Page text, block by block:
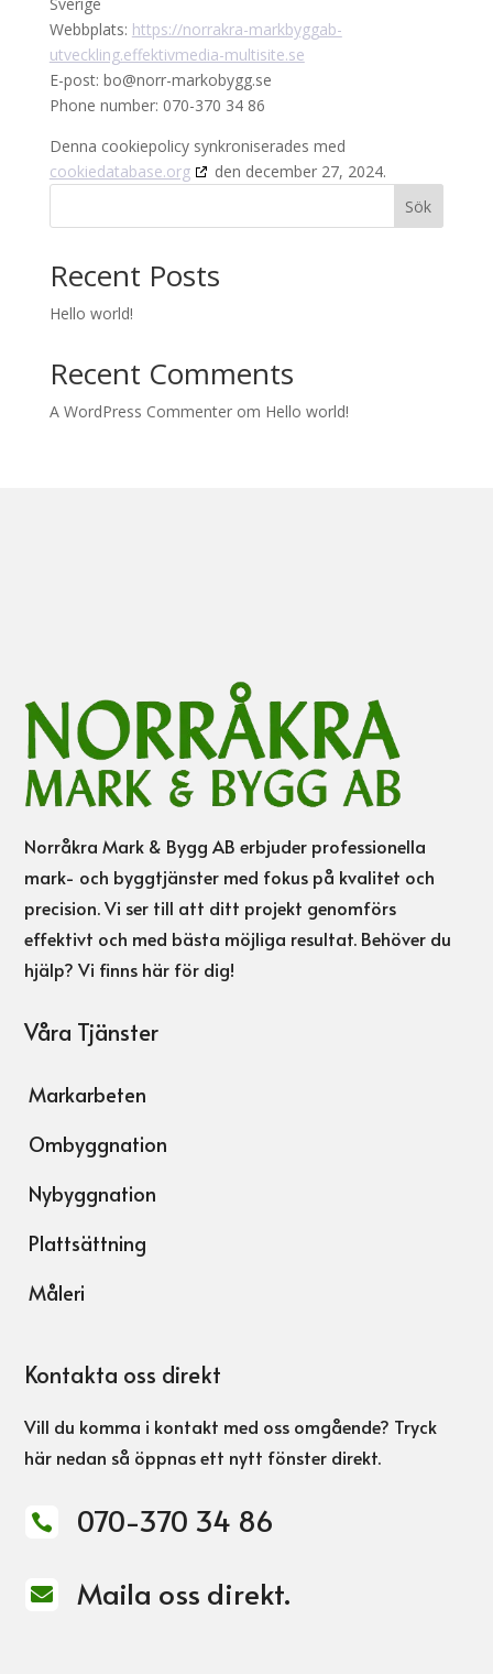
Webbplats: https://norrakra-markbyggab-
utveckling.effektivmedia-multisite.se
E-post: bo@norr-markobygg.se
Phone number: 070-370 34 86
Denna cookiepolicy synkroniserades med
cookiedatabase.org
den december 27, 2024.
Sök
Recent Posts
Hello world!
Recent Comments
A WordPress Commenterom Hello world!
Norråkra Mark & Bygg AB erbjuder professionella
mark- och byggtjänster med fokus på kvalitet och
precision. Vi ser till att ditt projekt genomförs
effektivt och med bästa möjliga resultat. Behöver du
hjälp? Vi finns här för dig!
Våra Tjänster
Markarbeten
Ombyggnation
Nybyggnation
Plattsättning
Måleri
Kontakta oss direkt
Vill du komma i kontakt med oss omgående? Tryck
här nedan så öppnas ett nytt fönster direkt.
 070-370 34 86
 Maila oss direkt.